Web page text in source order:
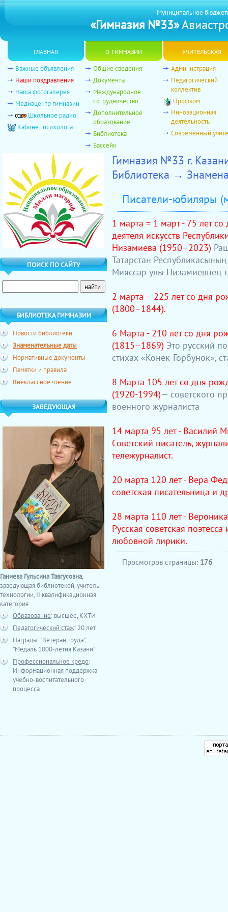
Муниципальное
«Гимназия №33»
главная о гимназии учительская
Важные объявления
Наши поздравления
Наша фотогалерея
Медиацентр гимназии
Школьное радио
Кабинет психолога
Общие сведения
Документы
Международное
сотрудничество
Дополнительное
образование
Библиотека
Бассейн
Администрация
Педагогический
коллектив
Профком
Инновационная
деятельность
Современный
ПОИСК ПО САЙТУ
БИБЛИОТЕКА ГИМНАЗИИ
Новости библиотеки
Знаменательные даты
Нормативные документы
Памятки и правила
Внеклассное чтение
ЗАВЕДУЮЩАЯ
Ганиева Гульсина Тавгусовна,
заведующая библиотекой, учитель
технологии, II квалификационная
категория
Образование: высшее, КХТИ
Педагогический стаж: 20 лет
Награды: "Ветеран труда",
"Медаль 1000-летия Казани"
Профессиональное кредо:
Информационная поддержка
учебно-воспитательного
процесса
Гимназия №33 г.
Библиотека →
Писатели-юбиляры
1 марта = 1 март - 75 лет
деятеля искусств
Низамиева (1950–2023)
Татарстан
Мияссәр улы Низамиевнең
2 марта – 225 лет со дня
(1800–1844).
6 Марта - 210 лет со дня
(1815–1869) Это русский
стихах «Конёк-Горбунок»,
8 Марта 105 лет со дня
(1920-1994)— советского
военного журналиста
14 марта 95 лет - Василий
Советский писатель,
тележурналист.
20 марта 120 лет - Вера
советская писательница и
28 марта 110 лет -
Русская советская
любовной лирики.
Просмотров страницы: 176